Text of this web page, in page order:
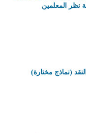
نظر المعلمين
(نماذج مختارة)